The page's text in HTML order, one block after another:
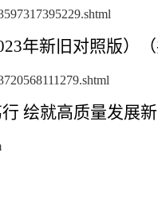
年新旧对照版）（
绘就高质量发展